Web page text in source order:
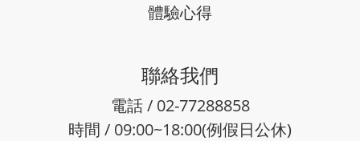
體驗心得
聯絡我們
電話 / 02-77288858
時間 / 09:00~18:00(例假日公休)